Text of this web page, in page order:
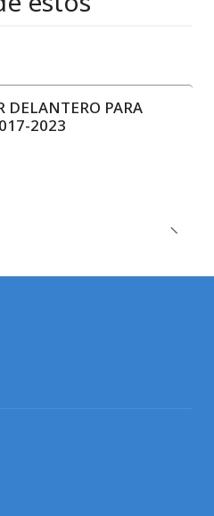
DELANTERO PARA
2023